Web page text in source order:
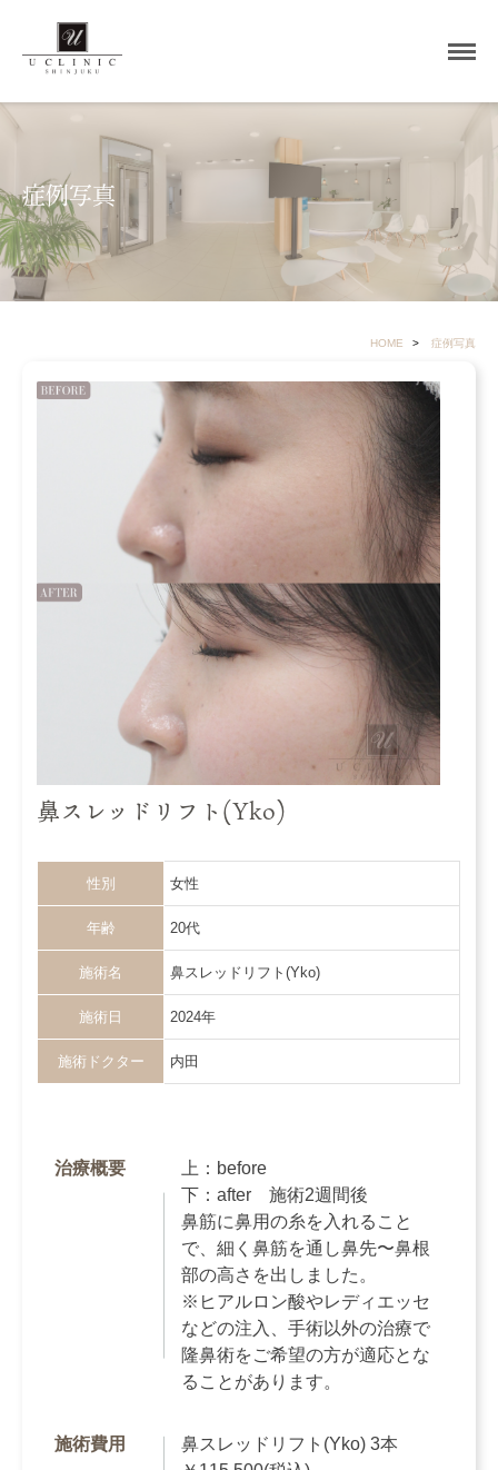
症例写真
HOME 症例写真
鼻スレッドリフト(Yko)
性別 女性
年齢 20代
施術名 鼻スレッドリフト(Yko)
施術日 2024年
施術ドクター 内田
治療概要
上：before
下：after 施術2週間後
鼻筋に鼻用の糸を入れること
で、細く鼻筋を通し鼻先〜鼻根
部の高さを出しました。
※ヒアルロン酸やレディエッセ
などの注入、手術以外の治療で
隆鼻術をご希望の方が適応とな
ることがあります。
施術費用
鼻スレッドリフト(Yko) 3本